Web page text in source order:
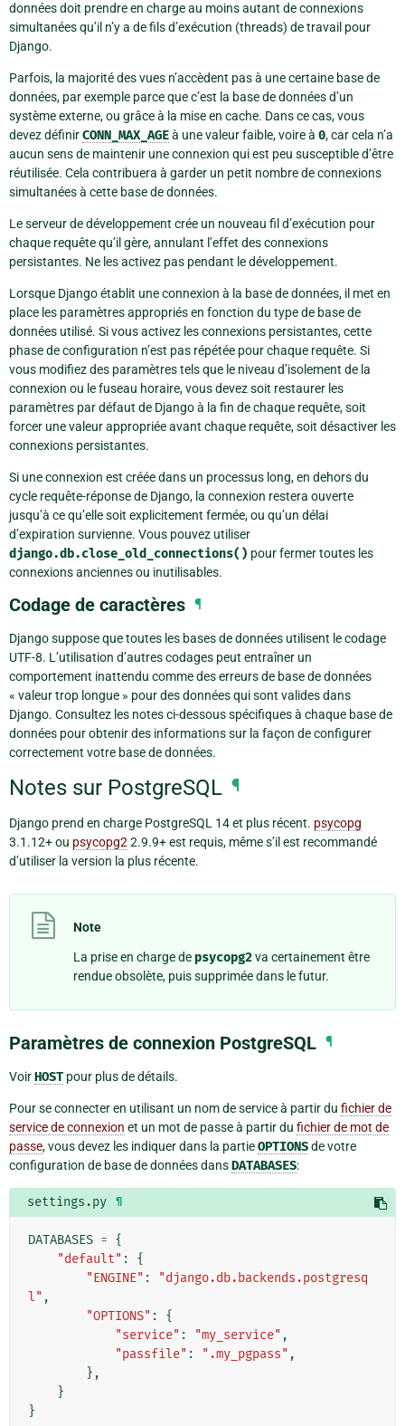
données doit prendre en charge au moins autant de connexions
simultanées qu’il n’y a de fils d’exécution (threads) de travail pour
Django.
Parfois, la majorité des vues n’accèdent pas à une certaine base de
données, par exemple parce que c’est la base de données d’un
système externe, ou grâce à la mise en cache. Dans ce cas, vous
devez définirCONN_MAX_AGEà une valeur faible, voire à 0, car cela n’a
aucun sens de maintenir une connexion qui est peu susceptible d’être
réutilisée. Cela contribuera à garder un petit nombre de connexions
simultanées à cette base de données.
Le serveur de développement crée un nouveau fil d’exécution pour
chaque requête qu’il gère, annulant l’effet des connexions
persistantes. Ne les activez pas pendant le développement.
Lorsque Django établit une connexion à la base de données, il met en
place les paramètres appropriés en fonction du type de base de
données utilisé. Si vous activez les connexions persistantes, cette
phase de configuration n’est pas répétée pour chaque requête. Si
vous modifiez des paramètres tels que le niveau d’isolement de la
connexion ou le fuseau horaire, vous devez soit restaurer les
paramètres par défaut de Django à la fin de chaque requête, soit
forcer une valeur appropriée avant chaque requête, soit désactiver les
connexions persistantes.
Si une connexion est créée dans un processus long, en dehors du
cycle requête-réponse de Django, la connexion restera ouverte
jusqu’à ce qu’elle soit explicitement fermée, ou qu’un délai
d’expiration survienne. Vous pouvez utiliser
django.db.close_old_connections() pour fermer toutes les
connexions anciennes ou inutilisables.
Codage de caractères ¶
Django suppose que toutes les bases de données utilisent le codage
UTF-8. L’utilisation d’autres codages peut entraîner un
comportement inattendu comme des erreurs de base de données
« valeur trop longue » pour des données qui sont valides dans
Django. Consultez les notes ci-dessous spécifiques à chaque base de
données pour obtenir des informations sur la façon de configurer
correctement votre base de données.
Notes sur PostgreSQL ¶
Django prend en charge PostgreSQL 14 et plus récent. psycopg
3.1.12+ ou psycopg2 2.9.9+ est requis, même s’il est recommandé
d’utiliser la version la plus récente.
Note
La prise en charge de psycopg2va certainement être
rendue obsolète, puis supprimée dans le futur.
Paramètres de connexion PostgreSQL ¶
VoirHOST pour plus de détails.
Pour se connecter en utilisant un nom de service à partir du fichier de
service de connexion et un mot de passe à partir du fichier de mot de
passe, vous devez les indiquer dans la partieOPTIONSde votre
configuration de base de données dansDATABASES:
settings.py ¶
DATABASES = {
"default" :
{
"ENGINE" :
"django.db.backends.postgresq
l" ,
"OPTIONS" :
{
"service" : "my_service" ,
"passfile" : ".my_pgpass" ,
},
}
}